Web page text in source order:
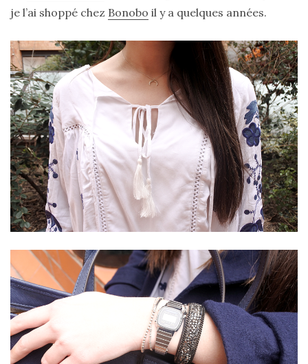
Conseils
(25)
Découvertes
mode
(5)
Derniers
achats
(45)
Lookbook
(175)
Luxe
&
maroquinerie
Sélections
shopping
je l’ai shoppé chez Bonobo il y a quelques années.